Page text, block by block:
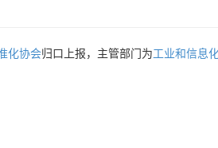
化协会归口上报，主管部门为工业和信息